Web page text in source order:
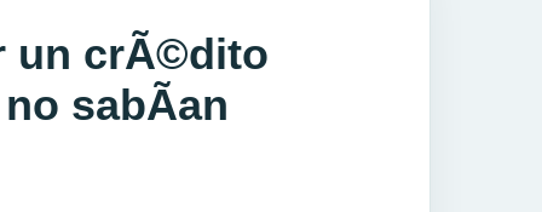
un crÃ©dito
sabÃ­an